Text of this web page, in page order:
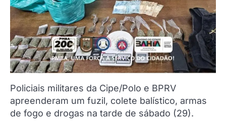
Policiais militares da Cipe/Polo e BPRV
apreenderam um fuzil, colete balístico, armas
de fogo e drogas na tarde de sábado (29).